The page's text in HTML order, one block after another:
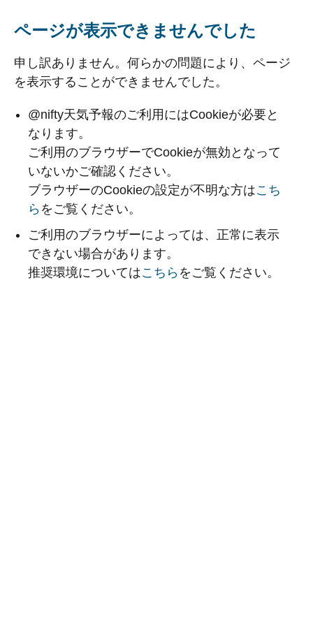
ページが表示できませんでした
申し訳ありません。何らかの問題により、ページ
を表示することができませんでした。
@nifty天気予報のご利用にはCookieが必要と
なります。
ご利用のブラウザーでCookieが無効となって
いないかご確認ください。
ブラウザーのCookieの設定が不明な方はこち
ら をご覧ください。
ご利用のブラウザーによっては、正常に表示
できない場合があります。
推奨環境についてはこちら をご覧ください。